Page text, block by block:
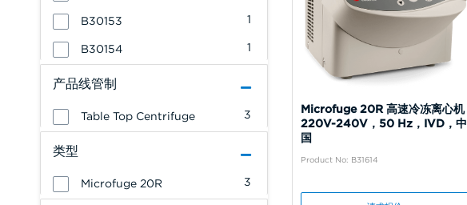
B30153 1
B30154 1
产品线管制
Table Top Centrifuge 3
类型
Microfuge 20R 3
Microfuge 20R 高速冷冻离心机
220V-240V，50 Hz，IVD，中
国
Product No: B31614